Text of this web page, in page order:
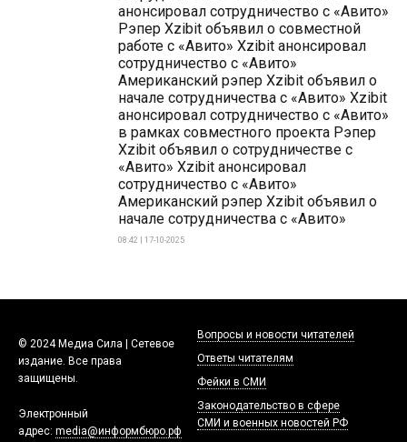
анонсировал сотрудничество с «Авито»
Рэпер Xzibit объявил о совместной
работе с «Авито» Xzibit анонсировал
сотрудничество с «Авито»
Американский рэпер Xzibit объявил о
начале сотрудничества с «Авито» Xzibit
анонсировал сотрудничество с «Авито»
в рамках совместного проекта Рэпер
Xzibit объявил о сотрудничестве с
«Авито» Xzibit анонсировал
сотрудничество с «Авито»
Американский рэпер Xzibit объявил о
начале сотрудничества с «Авито»
08:42 | 17-10-2025
© 2024 Медиа Сила | Сетевое
издание. Все права
защищены.
Электронный
адрес: media@информбюро.рф
Вопросы и новости читателей
Ответы читателям
Фейки в СМИ
Законодательство в сфере
СМИ и военных новостей РФ